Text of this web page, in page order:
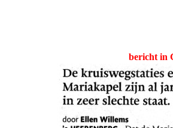
bericht in